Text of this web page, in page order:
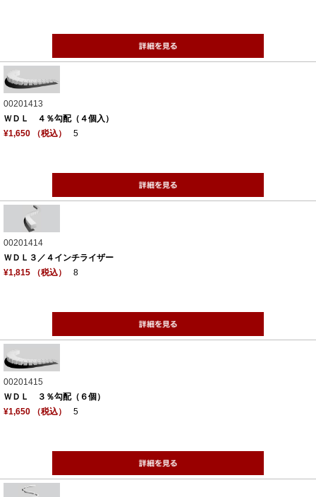
00201413
ＷＤＬ ４％勾配（４個入）
¥1,650 （税込）
5
00201414
ＷＤＬ３／４インチライザー
¥1,815 （税込）
8
00201415
ＷＤＬ ３％勾配（６個）
¥1,650 （税込）
5